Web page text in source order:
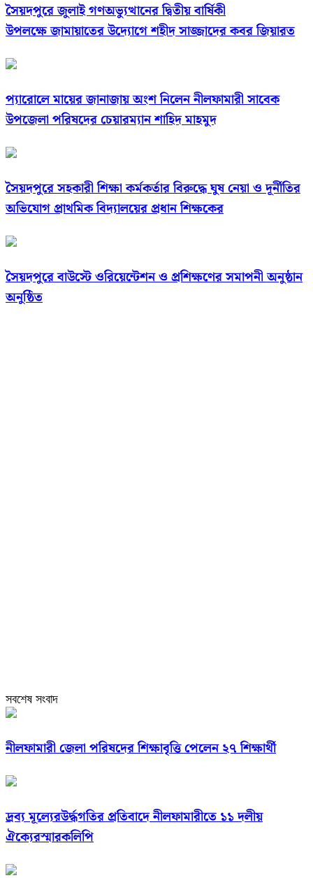
সৈয়দপুরে জুলাই গণঅভ্যুত্থানের দ্বিতীয় বার্ষিকী
উপলক্ষে জামায়াতের উদ্যোগে শহীদ সাজ্জাদের কবর জিয়ারত
প্যারোলে মায়ের জানাজায় অংশ নিলেন নীলফামারী সাবেক
উপজেলা পরিষদের চেয়ারম্যান শাহিদ মাহমুদ
সৈয়দপুরে সহকারী শিক্ষা কর্মকর্তার বিরুদ্ধে ঘুষ নেয়া ও দূর্নীতির
অভিযোগ প্রাথমিক বিদ্যালয়ের প্রধান শিক্ষকের
সৈয়দপুরে বাউস্টে ওরিয়েন্টেশন ও প্রশিক্ষণের সমাপনী অনুষ্ঠান
অনুষ্ঠিত
সবশেষ সংবাদ
নীলফামারী জেলা পরিষদের শিক্ষাবৃত্তি পেলেন ২৭ শিক্ষার্থী
দ্রব্য মূল্যেরউর্দ্ধগতির প্রতিবাদে নীলফামারীতে ১১ দলীয়
ঐক্যেরস্মারকলিপি